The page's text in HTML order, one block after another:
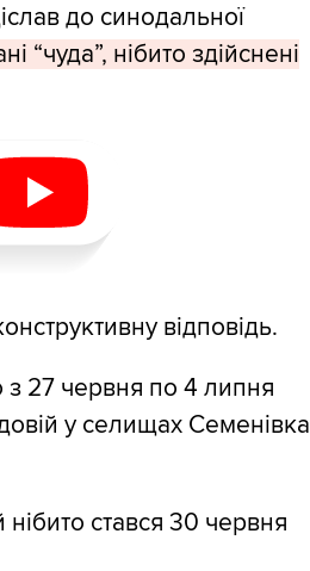
до синодальної
“чуда”, нібито здійснені
відповідь.
з 27 червня по 4 липня
у селищах Семенівка
стався 30 червня